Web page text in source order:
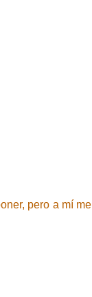
pero a mí me